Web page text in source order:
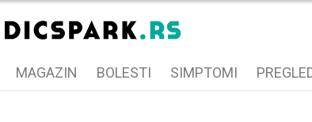
MAGAZIN BOLESTI SIMPTOMI